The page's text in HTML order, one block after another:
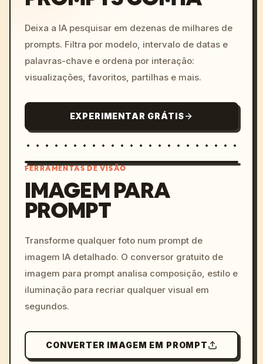
Deixa a IA pesquisar em dezenas de milhares de
prompts. Filtra por modelo, intervalo de datas e
palavras-chave e ordena por interação:
visualizações, favoritos, partilhas e mais.
EXPERIMENTAR GRÁTIS
colors, 8k --v 6.0
FERRAMENTAS DE VISÃO
IMAGEM PARA
PROMPT
Transforme qualquer foto num prompt de
imagem IA detalhado. O conversor gratuito de
imagem para prompt analisa composição, estilo e
iluminação para recriar qualquer visual em
segundos.
CONVERTER IMAGEM EM PROMPT